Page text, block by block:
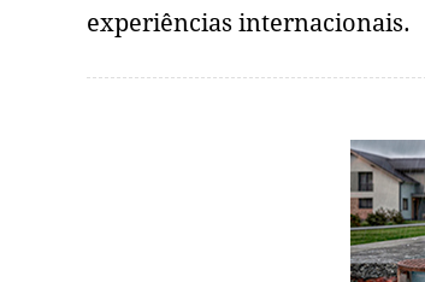
experiências internacionais.